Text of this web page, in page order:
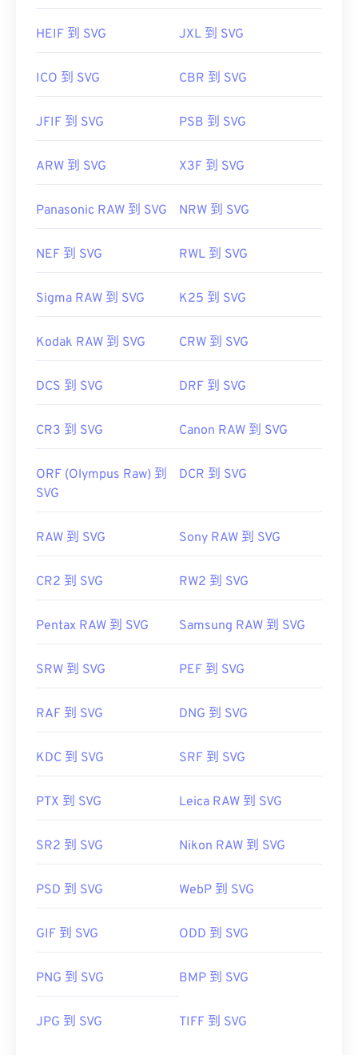
HEIF 到 SVG JXL 到 SVG
ICO 到 SVG CBR 到 SVG
JFIF 到 SVG PSB 到 SVG
ARW 到 SVG X3F 到 SVG
Panasonic RAW 到 SVG NRW 到 SVG
NEF 到 SVG RWL 到 SVG
Sigma RAW 到 SVG K25 到 SVG
Kodak RAW 到 SVG CRW 到 SVG
DCS 到 SVG DRF 到 SVG
CR3 到 SVG Canon RAW 到 SVG
ORF (Olympus Raw) 到
SVG
DCR 到 SVG
RAW 到 SVG Sony RAW 到 SVG
CR2 到 SVG RW2 到 SVG
Pentax RAW 到 SVG Samsung RAW 到 SVG
SRW 到 SVG PEF 到 SVG
RAF 到 SVG DNG 到 SVG
KDC 到 SVG SRF 到 SVG
PTX 到 SVG Leica RAW 到 SVG
SR2 到 SVG Nikon RAW 到 SVG
PSD 到 SVG WebP 到 SVG
GIF 到 SVG ODD 到 SVG
PNG 到 SVG BMP 到 SVG
JPG 到 SVG TIFF 到 SVG